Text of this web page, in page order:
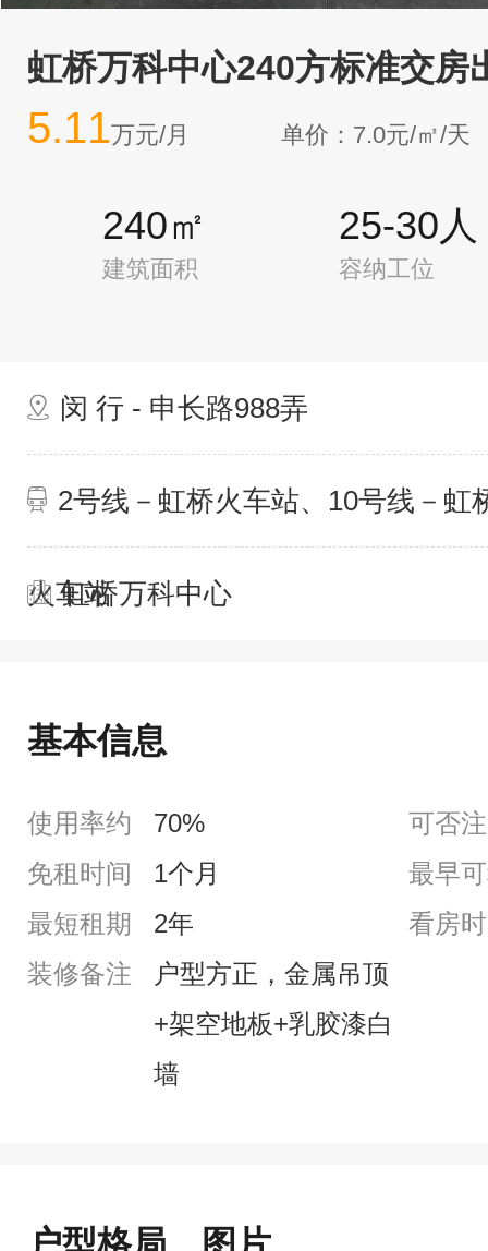
虹桥万科中心240方标准交房
5.11万元/月 单价：7.0元/㎡/天
240㎡
建筑面积
25-30人
容纳工位
闵 行 - 申长路988弄
2号线－虹桥火车站、10号线－虹
火车站
虹桥万科中心
基本信息
使用率约 70%
可否
免租时间
1个月
最早
最短租期
2年
看房
装修备注
户型方正，金属吊顶
+架空地板+乳胶漆白
墙
户型格局、图片